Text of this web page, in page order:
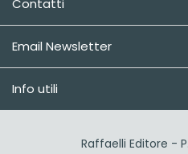
Contatti
Email Newsletter
Info utili
Raffaelli Editore -